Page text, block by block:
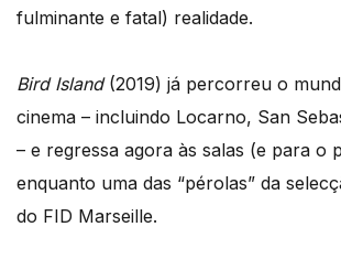
fulminante e fatal) realidade.
Bird Island(2019) já percorreu o
cinema – incluindo Locarno, San
– e regressa agora às salas (e para o
enquanto uma das “pérolas” da
do FID Marseille.